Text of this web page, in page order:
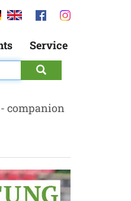
Service
companion